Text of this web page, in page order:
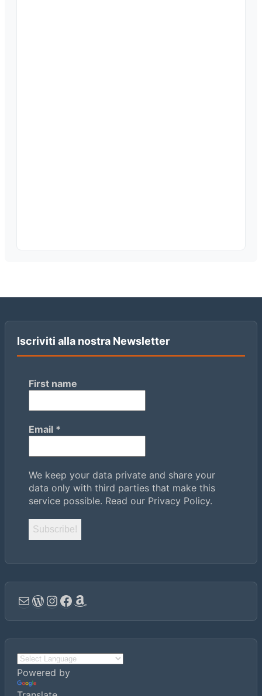
Iscriviti alla nostra Newsletter
First name
Email *
We keep your data private and share your
data only with third parties that make this
service possible. Read our Privacy Policy.
Email
WordPress
Instagram
Facebook
Amazon
Powered by